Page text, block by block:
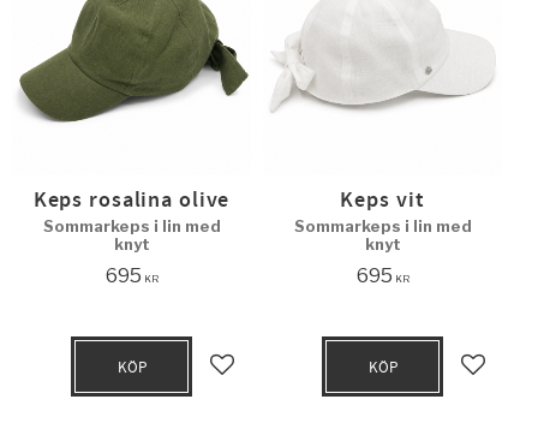
Keps rosalina olive
Sommarkeps i lin med
knyt
695 KR
Lägg till i favoriter
KÖP
Keps vit
Sommarkeps i lin med
knyt
695 KR
Lägg
KÖP